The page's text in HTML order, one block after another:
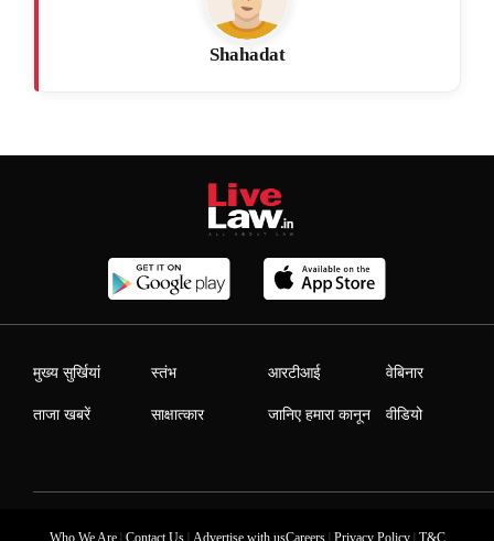
Shahadat
मुख्य सुर्खियां
ताजा खबरें
स्तंभ
साक्षात्कार
आरटीआई
जानिए हमारा कानून
वेबिनार
वीडियो
Who We Are Contact Us Advertise with usCareers Privacy Policy T&C